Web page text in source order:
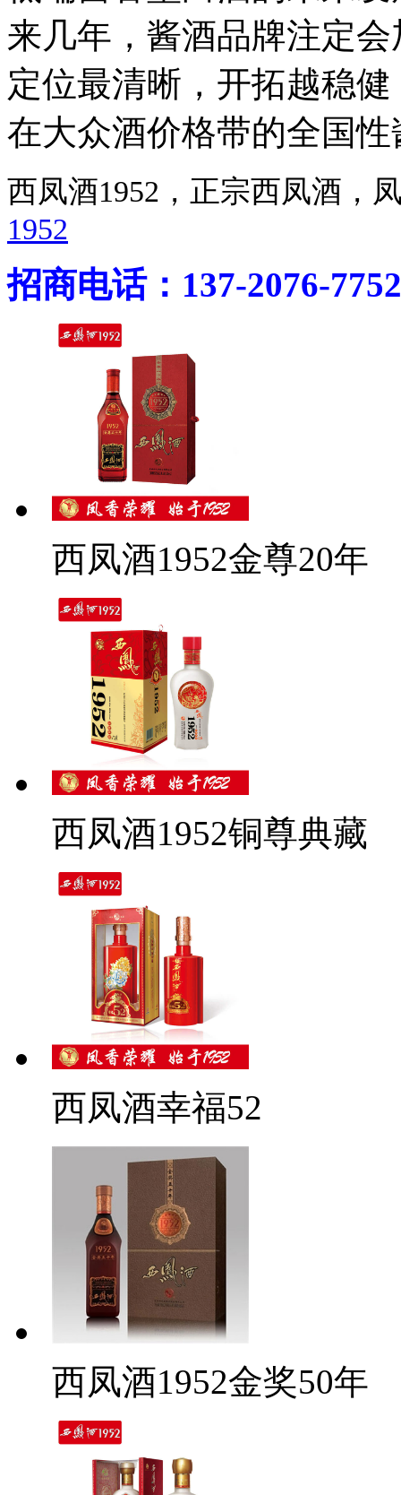
来几年，酱酒品牌注定
定位最清晰，开拓越稳
在大众酒价格带的全国
西凤酒1952，正宗西凤酒
1952
招商电话：137-2076-7752
西凤酒1952金尊20年
西凤酒1952铜尊典藏
西凤酒幸福52
西凤酒1952金奖50年